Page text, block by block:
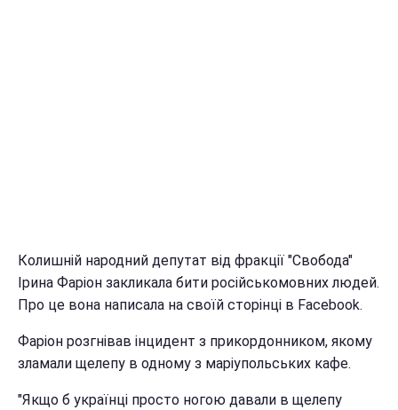
Колишній народний депутат від фракції "Свобода"
Ірина Фаріон закликала бити російськомовних людей.
Про це вона написала на своїй сторінці в Facebook.
Фаріон розгнівав інцидент з прикордонником, якому
зламали щелепу в одному з маріупольських кафе.
"Якщо б українці просто ногою давали в щелепу